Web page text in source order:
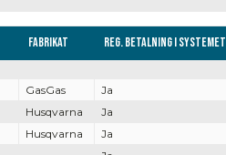
Fabrikat Reg. Betalning i systemet
GasGas
Ja
Husqvarna
Ja
Husqvarna
Ja